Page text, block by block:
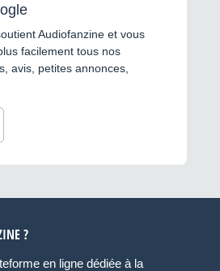
Audiofanzine et vous
facilement tous nos
avis, petites annonces,
?
en ligne dédiée à la